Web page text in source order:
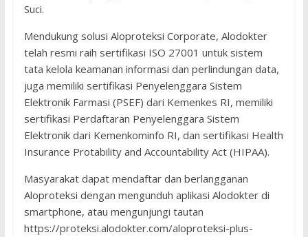
Suci.
Mendukung solusi Aloproteksi Corporate, Alodokter
telah resmi raih sertifikasi ISO 27001 untuk sistem
tata kelola keamanan informasi dan perlindungan data,
juga memiliki sertifikasi Penyelenggara Sistem
Elektronik Farmasi (PSEF) dari Kemenkes RI, memiliki
sertifikasi Perdaftaran Penyelenggara Sistem
Elektronik dari Kemenkominfo RI, dan sertifikasi Health
Insurance Protability and Accountability Act (HIPAA).
Masyarakat dapat mendaftar dan berlangganan
Aloproteksi dengan mengunduh aplikasi Alodokter di
smartphone, atau mengunjungi tautan
https://proteksi.alodokter.com/aloproteksi-plus-